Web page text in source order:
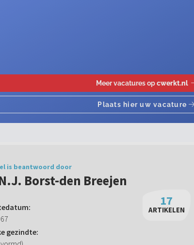
is beantwoord door
Borst-den Breejen
gezindte:
17
ARTIKELEN